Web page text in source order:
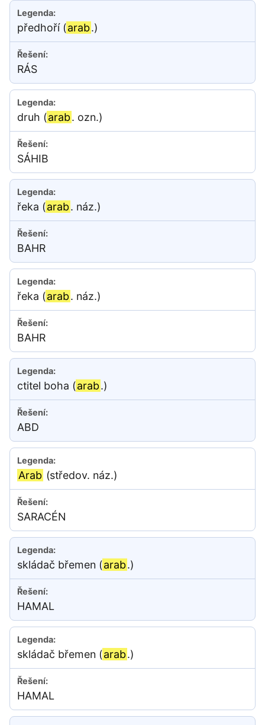
předhoří (arab.)
RÁS
druh (arab. ozn.)
SÁHIB
řeka (arab. náz.)
BAHR
řeka (arab. náz.)
BAHR
ctitel boha (arab.)
ABD
Arab (středov. náz.)
SARACÉN
skládač břemen (arab.)
HAMAL
skládač břemen (arab.)
HAMAL